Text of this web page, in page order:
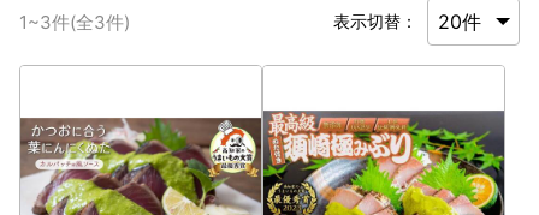
1~3件(全3件) 表示切替：